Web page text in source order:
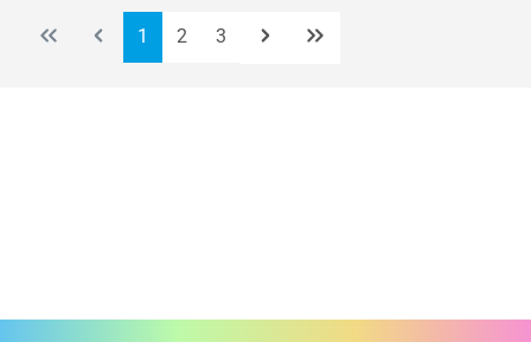
Pagina
1 Pagina
2 Pagina
3